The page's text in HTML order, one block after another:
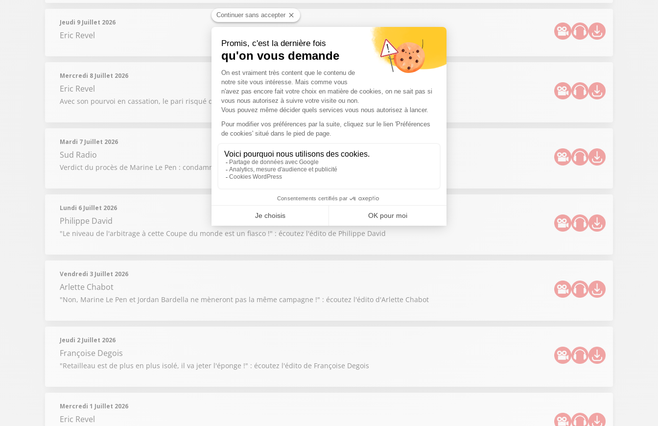
Jeudi 9 Juillet 2026
Eric Revel
Mercredi 8 Juillet 2026
Eric Revel
Avec son pourvoi en cassation, le pari risqué de Marine Le Pen : écoutez l'édito d'Eric Revel
Mardi 7 Juillet 2026
Sud Radio
Verdict du procès de Marine Le Pen : condamnée mais candidate ? Écoutez l'édito de Françoise Degois
Lundi 6 Juillet 2026
Philippe David
"Le niveau de l'arbitrage à cette Coupe du monde est un fiasco !" : écoutez l'édito de Philippe David
Vendredi 3 Juillet 2026
Arlette Chabot
"Non, Marine Le Pen et Jordan Bardella ne mèneront pas la même campagne !" : écoutez l'édito d'Arlette Chabot
Jeudi 2 Juillet 2026
Françoise Degois
"Retailleau est de plus en plus isolé, il va jeter l'éponge !" : écoutez l'édito de Françoise Degois
Mercredi 1 Juillet 2026
Eric Revel